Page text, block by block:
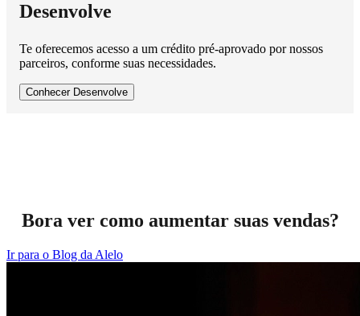
Desenvolve
Te oferecemos acesso a um crédito pré-aprovado por nossos
parceiros, conforme suas necessidades.
Conhecer Desenvolve
Bora ver como aumentar suas vendas?
Ir para o Blog da Alelo